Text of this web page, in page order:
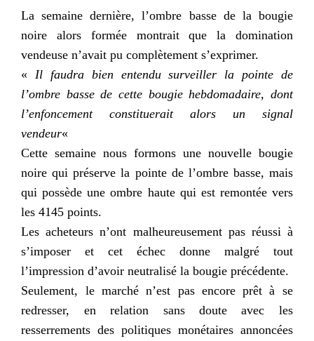
La semaine dernière, l’ombre basse de la bougie
noire alors formée montrait que la domination
vendeuse n’avait pu complètement s’exprimer.
« Il faudra bien entendu surveiller la pointe de
l’ombre basse de cette bougie hebdomadaire, dont
l’enfoncement constituerait alors un signal
vendeur«
Cette semaine nous formons une nouvelle bougie
noire qui préserve la pointe de l’ombre basse, mais
qui possède une ombre haute qui est remontée vers
les 4145 points.
Les acheteurs n’ont malheureusement pas réussi à
s’imposer et cet échec donne malgré tout
l’impression d’avoir neutralisé la bougie précédente.
Seulement, le marché n’est pas encore prêt à se
redresser, en relation sans doute avec les
resserrements des politiques monétaires annoncées